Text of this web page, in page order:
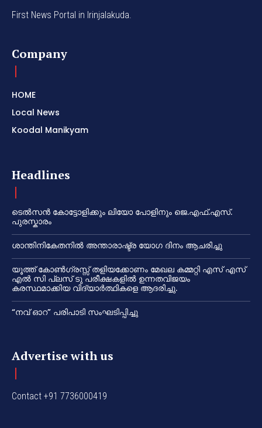
First News Portal in Irinjalakuda.
Company
HOME
Local News
Koodal Manikyam
Headlines
ടെൽസൻ കോട്ടോളിക്കും ലിയോ പോളിനും ജെ.എഫ്.എസ്.
പുരസ്കാരം
ശാന്തിനികേതനിൽ അന്താരാഷ്ട്ര യോഗ ദിനം ആചരിച്ചു
യൂത്ത് കോൺഗ്രസ്സ് തളിയക്കോണം മേഖല കമ്മറ്റി എസ് എസ്
എൽ സി പ്ലസ് ടു പരീക്ഷകളിൽ ഉന്നതവിജയം
കരസ്ഥമാക്കിയ വിദ്യാർത്ഥികളെ ആദരിച്ചു.
“നവ് ഓറ” പരിപാടി സംഘടിപ്പിച്ചു
Advertise with us
Contact +91 7736000419